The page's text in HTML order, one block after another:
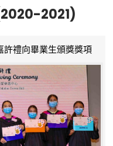
2021)
許禮向畢業生頒獎獎項